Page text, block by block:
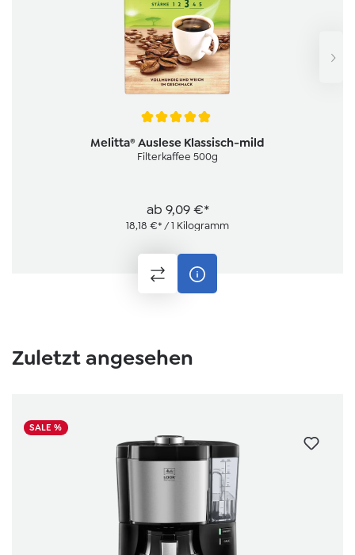
Durchschnittliche Bewertung von 4.8 von 5 Sternen
Melitta® Auslese Klassisch-mild
Filterkaffee 500g
ab 9,09 €*
18,18 €* / 1 Kilogramm
Zuletzt angesehen
SALE %